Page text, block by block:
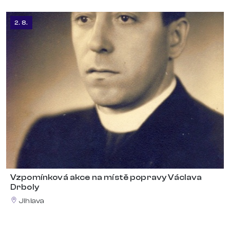
2. 8.
Vzpomínková akce na místě popravy Václava
Drboly
Jihlava